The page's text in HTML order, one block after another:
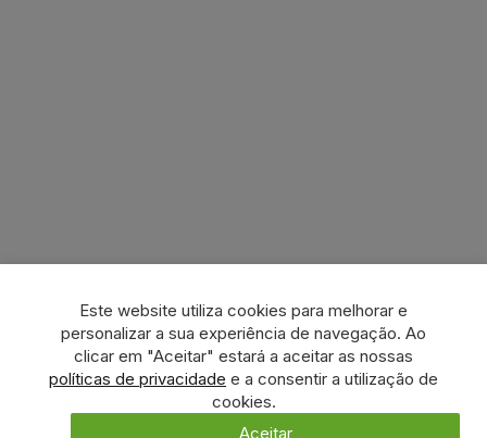
Este website utiliza cookies para melhorar e
personalizar a sua experiência de navegação. Ao
clicar em "Aceitar" estará a aceitar as nossas
políticas de privacidade e a consentir a utilização de
cookies.
Aceitar